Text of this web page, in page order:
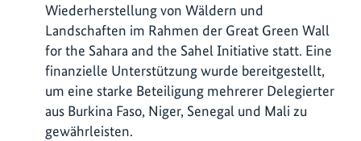
Wiederherstellung von Wäldern und
Landschaften im Rahmen der Great Green Wall
for the Sahara and the Sahel Initiative statt. Eine
finanzielle Unterstützung wurde bereitgestellt,
um eine starke Beteiligung mehrerer Delegierter
aus Burkina Faso, Niger, Senegal und Mali zu
gewährleisten.